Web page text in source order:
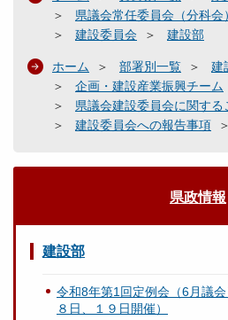
県議会常任委員会（分科
建設委員会
建設部
ホーム 部署別一覧 建
企画・建設産業振興チーム
県議会建設委員会に関する
建設委員会への報告事項
県政情報
建設部
令和8年第1回定例会（6月議
８日、１９日開催）